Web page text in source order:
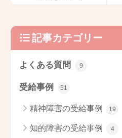
記事カテゴリー
よくある質問 9
受給事例 51
精神障害の受給事例 19
知的障害の受給事例 4